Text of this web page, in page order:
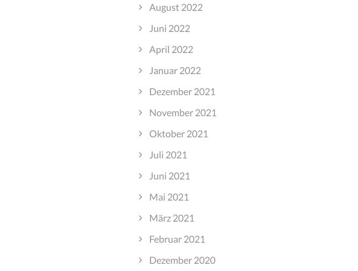
August 2022
Juni 2022
April 2022
Januar 2022
Dezember 2021
November 2021
Oktober 2021
Juli 2021
Juni 2021
Mai 2021
März 2021
Februar 2021
Dezember 2020